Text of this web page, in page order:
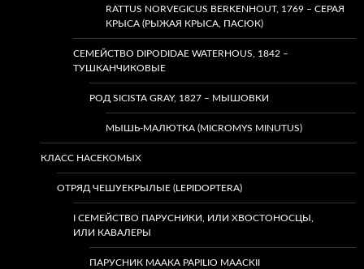
RATTUS NORVEGICUS BERKENHOUT, 1769 – СЕРАЯ
КРЫСА (РЫЖАЯ КРЫСА, ПАСЮК)
СЕМЕЙСТВО DIPODIDAE WATERHOUS, 1842 –
ТУШКАНЧИКОВЫЕ
РОД SICISTA GRAY, 1827 – МЫШОВКИ
МЫШЬ-МАЛЮТКА (MICROMYS MINUTUS)
КЛАСС НАСЕКОМЫХ
ОТРЯД ЧЕШУЕКРЫЛЫЕ (LEPIDOPTERA)
I СЕМЕЙСТВО ПАРУСНИКИ, ИЛИ ХВОСТОНОСЦЫ,
ИЛИ КАВАЛЕРЫ
ПАРУСНИК МААКА PAPILIO MAACKII